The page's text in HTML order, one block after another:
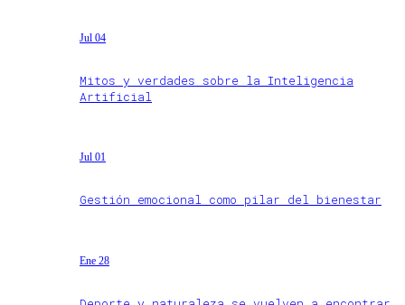
Jul 04
Mitos y verdades sobre la Inteligencia
Artificial
Jul 01
Gestión emocional como pilar del bienestar
Ene 28